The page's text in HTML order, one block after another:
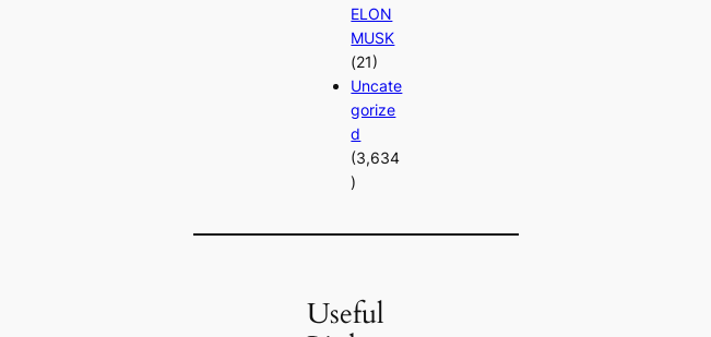
ELON
MUSK
(21)
Uncate
gorize
d
(3,634
)
Useful